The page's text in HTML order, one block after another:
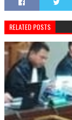
RELATED POSTS